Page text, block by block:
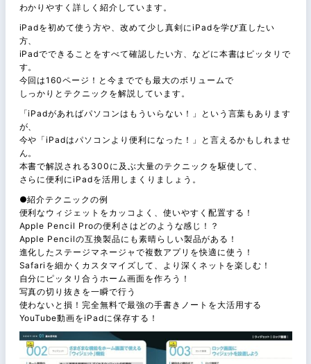
わかりやすく詳しく紹介しています。
iPadを初めて使う方や、改めて少し真剣にiPadを学び直したい
方、
iPadでできることをすべて確認したい方、などに本書はピッタリで
す。
今回は160ページ！と今まででも最大のボリュームで
しっかりとテクニックを解説しています。
「iPadがあればパソコンはもういらない！」という言葉もあります
が、
今や「iPadはパソコンより便利になった！」と言えるかもしれませ
ん。
本書で解説される300に及ぶ大量のテクニックを駆使して、
さらに便利にiPadを活用しまくりましょう。
●紹介テクニックの例
便利なウィジェットをカッコよく、使いやすく配置する！
Apple Pencil Proの便利さはどのような感じ！？
Apple Pencilの互換製品にも素晴らしい製品がある！
進化したステージマネージャで複数アプリを快適に使う！
Safariを細かくカスタマイズして、より深くネットを楽しむ！
自分にピッタリ合うホーム画面を作ろう！
写真の切り抜きを一瞬で行う
使わないと損！完全無料で最強の手書きノートを大活用する
YouTube動画をiPadに保存する！